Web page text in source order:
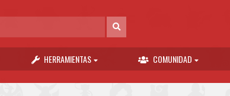
HERRAMIENTAS COMUNIDAD